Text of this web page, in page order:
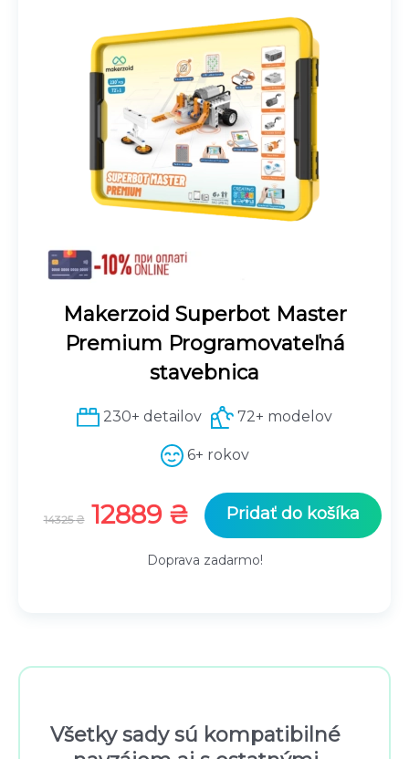
Makerzoid Superbot Master
Premium Programovateľná
stavebnica
230+ detailov 72+ modelov
6+ rokov
14325₴ Pôvodná
bola:
12889 ₴Aktuálna
cena
je:
Pridať do košíka
Doprava zadarmo!
Všetky sady sú kompatibilné